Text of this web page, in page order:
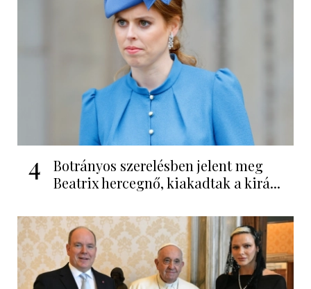
4
Botrányos szerelésben jelent meg
Beatrix hercegnő, kiakadtak a kirá...